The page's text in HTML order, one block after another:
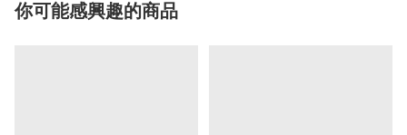
你可能感興趣的商品